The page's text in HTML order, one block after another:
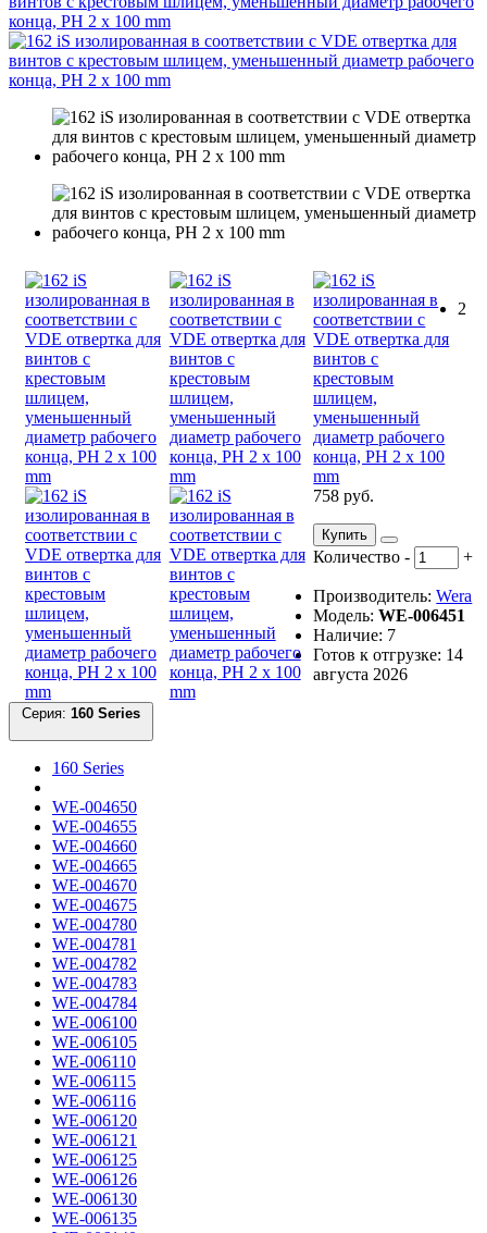
2
758 руб.
Купить
Количество - +
Производитель:Wera
Модель: WE-006451
Наличие: 7
Готов к отгрузке: 14
августа 2026
Серия:
160 Series
WE-004650
WE-004655
WE-004660
WE-004665
WE-004670
WE-004675
WE-004780
WE-004781
WE-004782
WE-004783
WE-004784
WE-006100
WE-006105
WE-006110
WE-006115
WE-006116
WE-006120
WE-006121
WE-006125
WE-006126
WE-006130
WE-006135